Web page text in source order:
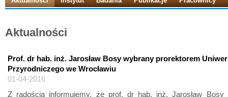
Aktualności
Prof. dr hab. inż. Jarosław Bosy wybrany prorektorem
Przyrodniczego we Wrocławiu
01-04-2016
Z radością informujemy, że prof. dr hab. inż. Jarosław Bosy